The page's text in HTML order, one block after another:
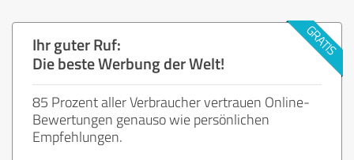
Ihr guter Ruf:
Die beste Werbung der Welt!
85 Prozent aller Verbraucher vertrauen Online-
Bewertungen genauso wie persönlichen
Empfehlungen.